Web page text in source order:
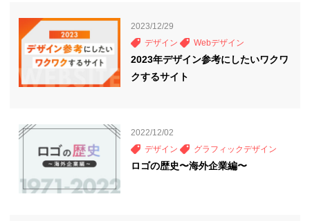
2023/12/29
デザイン
Webデザイン
2023年デザイン参考にしたいワクワ
クするサイト
2022/12/02
デザイン
グラフィックデザイン
ロゴの歴史〜海外企業編〜